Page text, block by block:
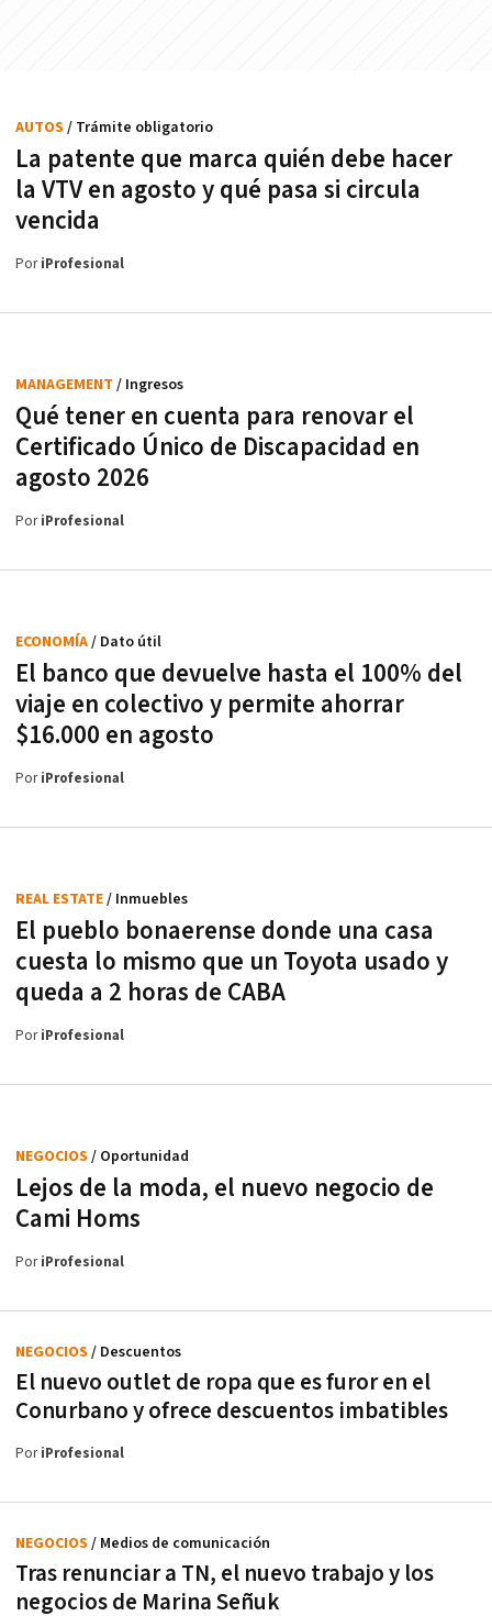
La patente que marca quién debe hacer
la VTV en agosto y qué pasa si circula
vencida
AUTOS / Trámite obligatorio
PoriProfesional
Qué tener en cuenta para renovar el
Certificado Único de Discapacidad en
agosto 2026
MANAGEMENT / Ingresos
PoriProfesional
El banco que devuelve hasta el 100% del
viaje en colectivo y permite ahorrar
$16.000 en agosto
ECONOMÍA/ Dato útil
PoriProfesional
El pueblo bonaerense donde una casa
cuesta lo mismo que un Toyota usado y
queda a 2 horas de CABA
REAL ESTATE/ Inmuebles
PoriProfesional
Lejos de la moda, el nuevo negocio de
Cami Homs
NEGOCIOS / Oportunidad
PoriProfesional
El nuevo outlet de ropa que es furor en el
Conurbano y ofrece descuentos imbatibles
NEGOCIOS / Descuentos
PoriProfesional
Tras renunciar a TN, el nuevo trabajo y los
negocios de Marina Señuk
NEGOCIOS / Medios de comunicación